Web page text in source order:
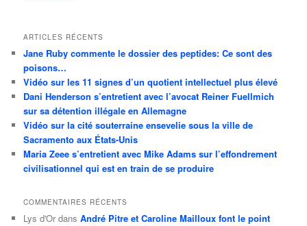
ARTICLES RÉCENTS
Jane Ruby commente le dossier des peptides: Ce sont des
poisons…
Vidéo sur les 11 signes d’un quotient intellectuel plus élevé
Dani Henderson s’entretient avec l’avocat Reiner Fuellmich
sur sa détention illégale en Allemagne
Vidéo sur la cité souterraine ensevelie sous la ville de
Sacramento aux États-Unis
Maria Zeee s’entretient avec Mike Adams sur l’effondrement
civilisationnel qui est en train de se produire
COMMENTAIRES RÉCENTS
Lys d'Or dansAndré Pitre et Caroline Mailloux font le point